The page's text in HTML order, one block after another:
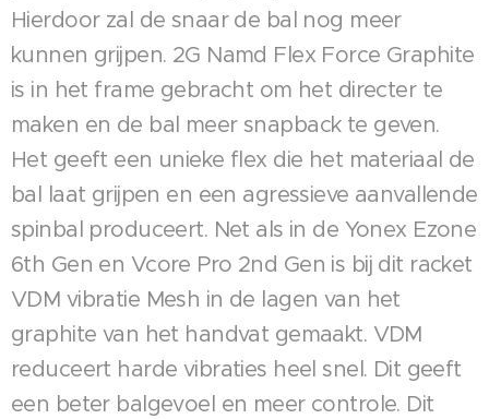
Hierdoor zal de snaar de bal nog meer
kunnen grijpen. 2G Namd Flex Force Graphite
is in het frame gebracht om het directer te
maken en de bal meer snapback te geven.
Het geeft een unieke flex die het materiaal de
bal laat grijpen en een agressieve aanvallende
spinbal produceert. Net als in de Yonex Ezone
6th Gen en Vcore Pro 2nd Gen is bij dit racket
VDM vibratie Mesh in de lagen van het
graphite van het handvat gemaakt. VDM
reduceert harde vibraties heel snel. Dit geeft
een beter balgevoel en meer controle. Dit